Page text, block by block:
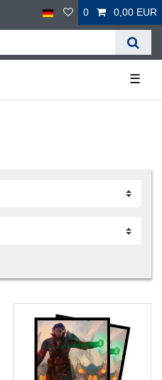
0 0,00 EUR
☰